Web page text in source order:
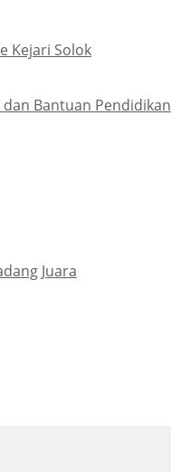
Kejari Solok
Bantuan Pendidikan
Juara